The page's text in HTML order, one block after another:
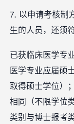
7. 以申请考核制
生的人员，还须
已获临床医学专
医学专业应届硕
取得硕士学位）
相同（不限学位
类别与博士报考